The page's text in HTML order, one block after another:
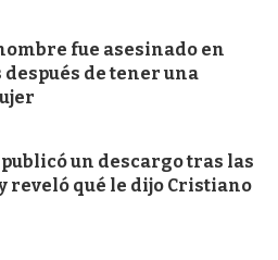
fue asesinado en
de tener una
un descargo tras las
reveló qué le dijo Cristiano